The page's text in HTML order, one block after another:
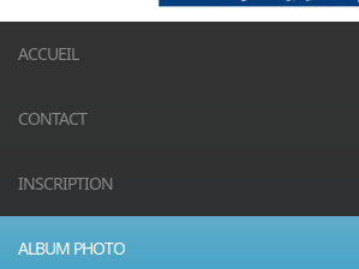
ACCUEIL
CONTACT
INSCRIPTION
ALBUM PHOTO